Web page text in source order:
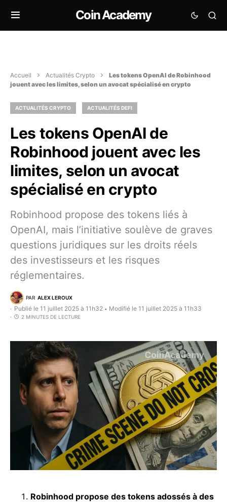
Coin Academy
Accueil Actualités Crypto
Les tokens OpenAI de Robinhood
jouent avec les limites, selon un avocat spécialisé en crypto
ACTUALITÉS CRYPTO ACTUALITÉS DEFI
Les tokens OpenAI de
Robinhood jouent avec les
limites, selon un avocat
spécialisé en crypto
Robinhood propose des tokens liés à
OpenAI, mais l’initiative soulève de graves
questions juridiques sur les droits réels
des investisseurs et les risques
réglementaires.
PAR ALEX LEROUX
Publié le 11 juillet 2025 à 11h32 • Modifié le 11 juillet 2025 à 11h33
2 MINUTES DE LECTURE
Robinhood propose des tokens adossés à des